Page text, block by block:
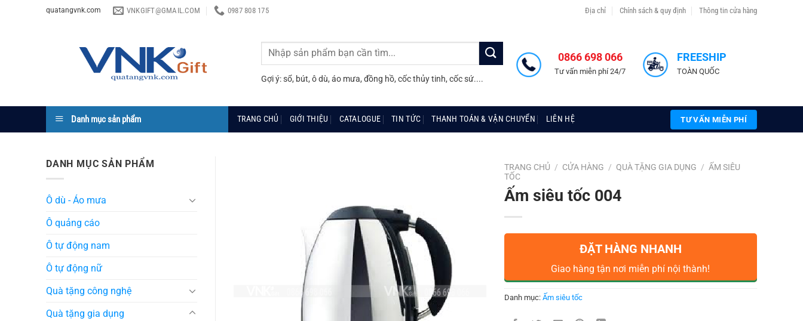
quatangvnk.com VNKGIFT@GMAIL.COM 0987 808 175 Địa chỉ Chính sách & quy định Thông tin cửa hàng
Tìm
Gợi ý: sổ, bút, ô dù, áo mưa, đồng hồ, cốc thủy tinh, cốc sứ....
0866 698 066
Tư vấn miễn phí 24/7
FREESHIP
TOÀN QUỐC
Danh mục sản phẩm TRANG CHỦ GIỚI THIỆU CATALOGUE TIN TỨC THANH TOÁN & VẬN CHUYỂN LIÊN HỆ TƯ VẤN MIỄN PHÍ
DANH MỤC SẢN PHẨM
Ô dù - Áo mưa
Ô quảng cáo
Ô tự động nam
Ô tự động nữ
Quà tặng công nghệ
Quà tặng gia dụng
TRANG CHỦ / CỬA HÀNG / QUÀ TẶNG GIA DỤNG / ẤM SIÊU
TỐC
Ấm siêu tốc 004
ĐẶT HÀNG NHANH
Giao hàng tận nơi miễn phí nội thành!
Danh mục: Ấm siêu tốc